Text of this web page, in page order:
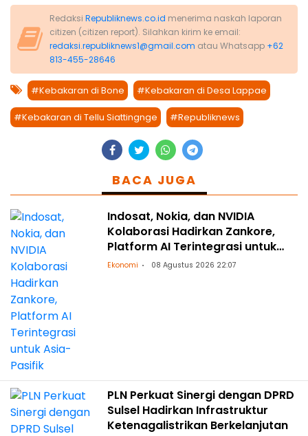
Redaksi Republiknews.co.id menerima naskah laporan
citizen (citizen report). Silahkan kirim ke email:
redaksi.republiknews1@gmail.com atau Whatsapp +62
813-455-28646
#Kebakaran di Bone #Kebakaran di Desa Lappae
#Kebakaran di Tellu Siattingnge #Republiknews
BACA JUGA
Indosat, Nokia, dan NVIDIA
Kolaborasi Hadirkan Zankore,
Platform AI Terintegrasi untuk
Asia-Pasifik
Ekonomi 08 Agustus 2026 22:07
PLN Perkuat Sinergi dengan DPRD
Sulsel Hadirkan Infrastruktur
Ketenagalistrikan Berkelanjutan